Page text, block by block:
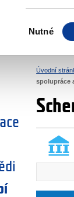
souhlasu
Nutné
Úvodní
spolupráce